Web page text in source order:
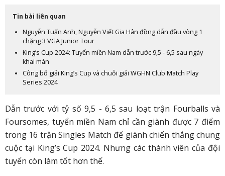
Tin bài liên quan
Nguyễn Tuấn Anh, Nguyễn Viết Gia Hân đồng dẫn đầu vòng 1
chặng 3 VGA Junior Tour
King’s Cup 2024: Tuyển miền Nam dẫn trước 9,5 - 6,5 sau ngày
khai màn
Công bố giải King’s Cup và chuỗi giải WGHN Club Match Play
Series 2024
Dẫn trước với tỷ số 9,5 - 6,5 sau loạt trận Fourballs và
Foursomes, tuyển miền Nam chỉ cần giành được 7 điểm
trong 16 trận Singles Match để giành chiến thắng chung
cuộc tại King’s Cup 2024. Nhưng các thành viên của đội
tuyển còn làm tốt hơn thế.